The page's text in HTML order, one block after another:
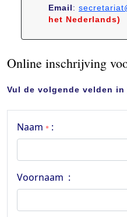
Email:
het Nederlands)
Online inschrijving
Vul de volgende velden in
Naam * :
Voornaam :